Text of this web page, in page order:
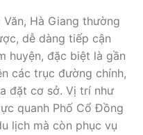
Hà Giang thường
dễ dàng tiếp cận
huyện, đặc biệt là gần
các trục đường chính,
đặt cơ sở. Vị trí như
quanh Phố Cổ Đồng
lịch mà còn phục vụ